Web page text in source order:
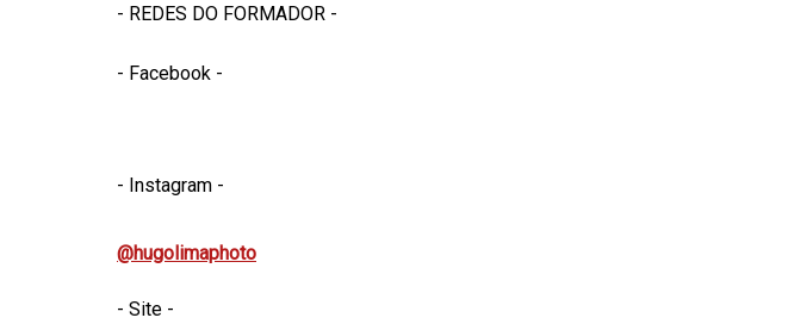
- REDES DO FORMADOR -
- Facebook -
- Instagram -
@hugolimaphoto
- Site -